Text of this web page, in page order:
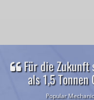
Für die Zukunft
als 1,5
Popular